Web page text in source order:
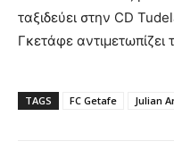
ταξιδεύει στην CD
Γκετάφε
TAGS FC Getafe Julian